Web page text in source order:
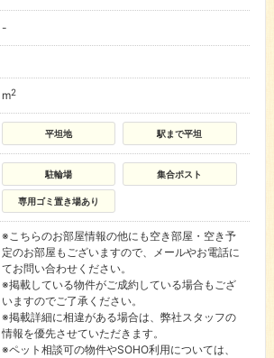
-
m2
平坦地 駅まで平坦
駐輪場 集合ポスト
専用ゴミ置き場あり
※こちらのお部屋情報の他にも空き部屋・空き予
定のお部屋もございますので、メールやお電話に
てお問い合わせください。
※掲載している物件がご成約している場合もござ
いますのでご了承ください。
※掲載詳細に相違がある場合は、弊社スタッフの
情報を優先させていただきます。
※ペット相談可の物件やSOHO利用については、